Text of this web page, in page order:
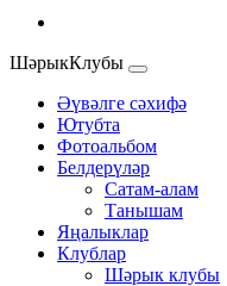
ШәрыкКлубы
Әүвәлге сәхифә
Ютубта
Фотоальбом
Белдерүләр
Сатам-алам
Танышам
Яңалыклар
Клублар
Шәрык клубы